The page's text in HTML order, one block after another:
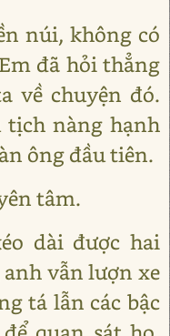
núi, không có
đã hỏi thẳng
về chuyện đó.
tịch nàng hạnh
ông đầu tiên.
tâm.
dài được hai
vẫn lượn xe
tá lẫn các bậc